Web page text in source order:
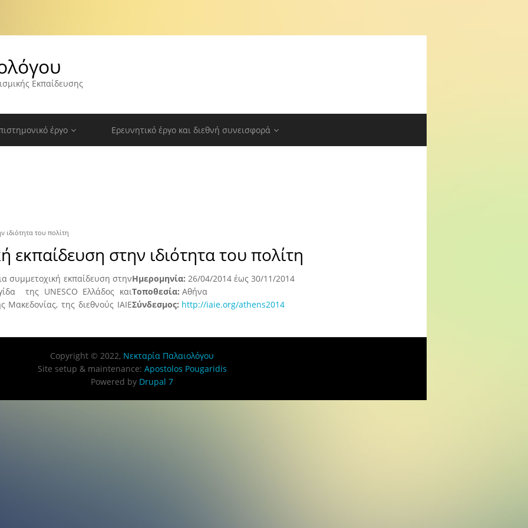
Εκπαίδευσης
έργο Ερευνητικό έργο και διεθνή συνεισφορά
ιδιότητα του πολίτη
εκπαίδευση στην ιδιότητα του πολίτη
συμμετοχική εκπαίδευση στην
της UNESCO Ελλάδος και
Μακεδονίας, της διεθνούς IAIE
Ημερομηνία: 26/04/2014 έως 30/11/2014
Τοποθεσία: Αθήνα
Σύνδεσμος: http://iaie.org/athens2014
Copyright © 2022, Νεκταρία Παλαιολόγου
Site setup & maintenance: Apostolos Pougaridis
Powered by Drupal 7